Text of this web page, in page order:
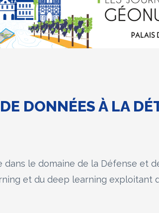
DONNÉES À LA
le domaine de la Défense et
et du deep learning exploitant